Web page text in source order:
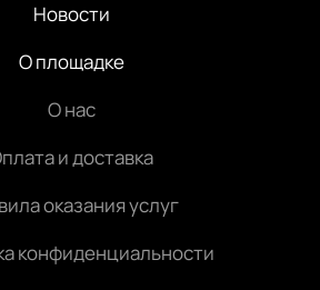
Новости
О площадке
О нас
и доставка
оказания услуг
конфиденциальности